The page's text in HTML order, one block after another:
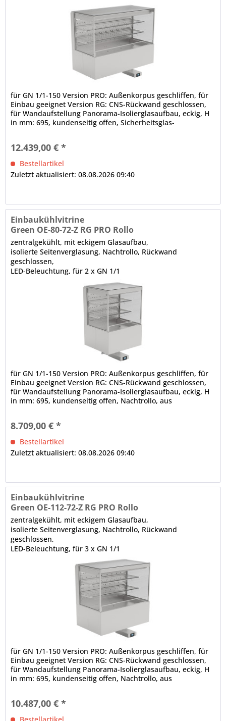
für GN 1/1-150 Version PRO: Außenkorpus geschliffen, für
Einbau geeignet Version RG: CNS-Rückwand geschlossen,
für Wandaufstellung Panorama-Isolierglasaufbau, eckig, H
in mm: 695, kundenseitig offen, Sicherheitsglas-
12.439,00 € *
Bestellartikel
Zuletzt aktualisiert: 08.08.2026 09:40
Einbaukühlvitrine
Green OE-80-72-Z RG PRO Rollo
zentralgekühlt, mit eckigem Glasaufbau,
isolierte Seitenverglasung, Nachtrollo, Rückwand
geschlossen,
LED-Beleuchtung, für 2 x GN 1/1
für GN 1/1-150 Version PRO: Außenkorpus geschliffen, für
Einbau geeignet Version RG: CNS-Rückwand geschlossen,
für Wandaufstellung Panorama-Isolierglasaufbau, eckig, H
in mm: 695, kundenseitig offen, Nachtrollo, aus
8.709,00 € *
Bestellartikel
Zuletzt aktualisiert: 08.08.2026 09:40
Einbaukühlvitrine
Green OE-112-72-Z RG PRO Rollo
zentralgekühlt, mit eckigem Glasaufbau,
isolierte Seitenverglasung, Nachtrollo, Rückwand
geschlossen,
LED-Beleuchtung, für 3 x GN 1/1
für GN 1/1-150 Version PRO: Außenkorpus geschliffen, für
Einbau geeignet Version RG: CNS-Rückwand geschlossen,
für Wandaufstellung Panorama-Isolierglasaufbau, eckig, H
in mm: 695, kundenseitig offen, Nachtrollo, aus
10.487,00 € *